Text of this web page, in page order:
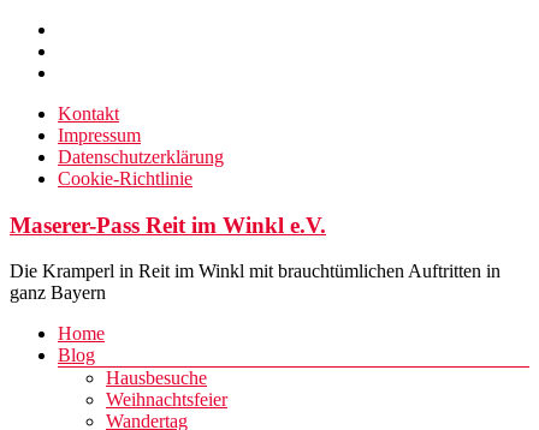
Zum
Inhalt
springen
Kontakt
Impressum
Datenschutzerklärung
Cookie-Richtlinie
Maserer-Pass Reit im Winkl e.V.
Die Kramperl in Reit im Winkl mit brauchtümlichen Auftritten in
ganz Bayern
Menü
Home
Blog
Hausbesuche
Weihnachtsfeier
Wandertag